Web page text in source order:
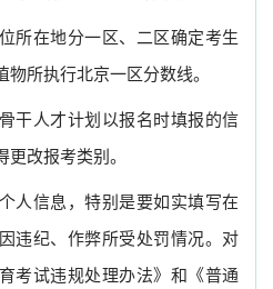
所在地分一区、二区确定考生
所执行北京一区分数线。
干人才计划以报名时填报的信
改报考类别。
人信息，特别是要如实填写在
违纪、作弊所受处罚情况。对
考试违规处理办法》和《普通